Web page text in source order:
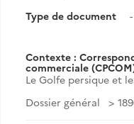
Type de document
-
Contexte :
commerciale
Le Golfe persique et
Dossier général